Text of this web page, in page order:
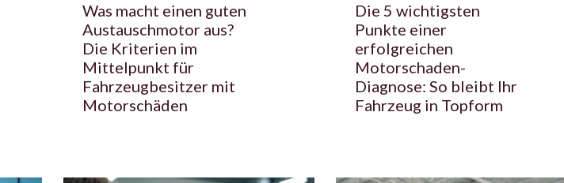
Was macht einen guten
Austauschmotor aus?
Die Kriterien im
Mittelpunkt für
Fahrzeugbesitzer mit
Motorschäden
Die 5 wichtigsten
Punkte einer
erfolgreichen
Motorschaden-
Diagnose: So bleibt Ihr
Fahrzeug in Topform